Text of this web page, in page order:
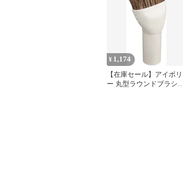
¥ 1,174
【在庫セール】アイボリ
ー 丸型ラウンドブラシ